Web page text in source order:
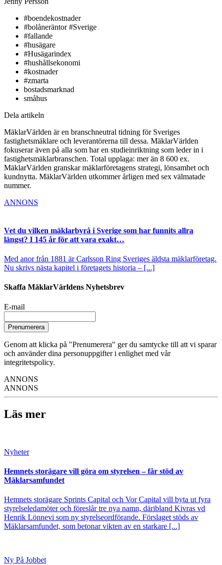
#boendekostnader
#bolåneräntor #Sverige
#fallande
#husägare
#Husägarindex
#hushållsekonomi
#kostnader
#zmarta
bostadsmarknad
småhus
Dela artikeln
MäklarVärlden är en branschneutral tidning för Sveriges
fastighetsmäklare och leverantörerna till dessa. MäklarVärlden
fokuserar även på alla som har en studieinriktning som leder in i
fastighetsmäklarbranschen. Total upplaga: mer än 8 600 ex.
MäklarVärlden granskar mäklarföretagens strategi, lönsamhet och
kundnytta. MäklarVärlden utkommer årligen med sex välmatade
nummer.
ANNONS
Vet du vilken mäklarbyrå i Sverige som har funnits allra
längst? I 145 år för att vara exakt…
Med anor från 1881 är Carlsson Ring Sveriges äldsta mäklarföretag.
Nu skrivs nästa kapitel i företagets historia – [...]
Skaffa MäklarVärldens Nyhetsbrev
E-mail
Prenumerera
Genom att klicka på "Prenumerera" ger du samtycke till att vi sparar
och använder dina personuppgifter i enlighet med vår
integritetspolicy.
ANNONS
ANNONS
Läs mer
Nyheter
Hemnets storägare vill göra om styrelsen – får stöd av
Mäklarsamfundet
Hemnets storägare Sprints Capital och Vor Capital vill byta ut fyra
styrelseledamöter och föreslår tre nya namn, däribland Kivras vd
Henrik Lönnevi som ny styrelseordförande. Förslaget stöds av
Mäklarsamfundet, som betonar vikten av en starkare [...]
Ny På Jobbet